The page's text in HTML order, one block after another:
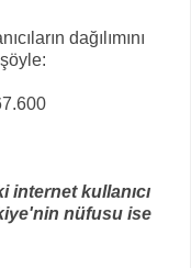
dağılımını
internet kullanıcı
nüfusu ise